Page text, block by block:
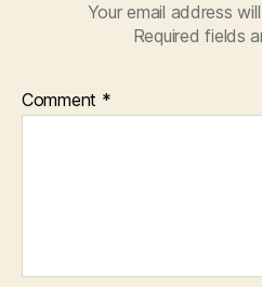
Your email address
Required fields
Comment *